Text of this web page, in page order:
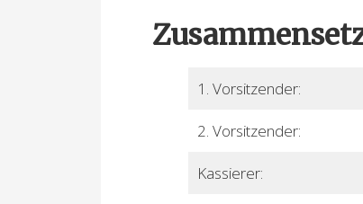
1. Vorsitzender:
2. Vorsitzender:
Kassierer: